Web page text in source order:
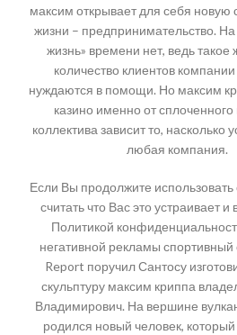
максим открывает для себя новую
жизни – предпринимательство. На
жизнь» времени нет, ведь такое
количество клиентов
нуждаются в помощи. Но максим
казино именно от сплоченного
коллектива зависит то, насколько
любая компания.
Если Вы продолжите
считать что Вас это устраивает и
Политикой
негативной рекламы спортивный
Report поручил Сантосу
скульптуру максим криппа
Владимирович. На вершине
родился новый человек,